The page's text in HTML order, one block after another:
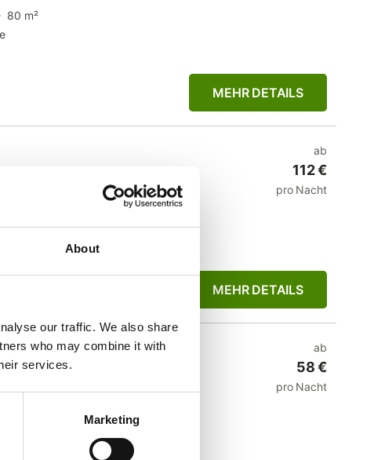
About
our traffic. We also share
who may combine it with
services.
Marketing
80 m²
MEHR DETAILS
ab
112 €
pro Nacht
MEHR DETAILS
in Ramsau am
ab
58 €
pro Nacht